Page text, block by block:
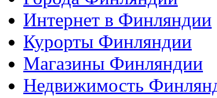
Интернет в Финляндии
Курорты Финляндии
Магазины Финляндии
Недвижимость